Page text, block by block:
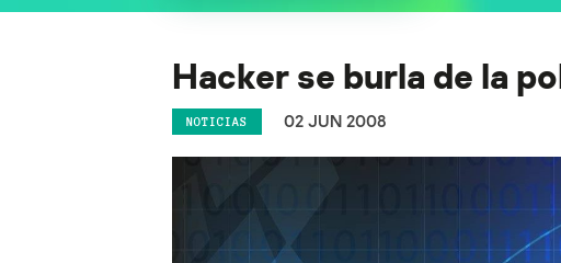
Hacker se burla de la
NOTICIAS 02 JUN 2008